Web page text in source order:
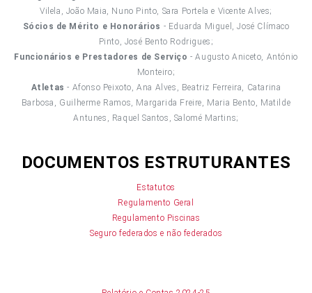
Vilela, João Maia, Nuno Pinto, Sara Portela e Vicente Alves;
Sócios de Mérito e Honorários - Eduarda Miguel, José Clímaco
Pinto, José Bento Rodrigues;
Funcionários e Prestadores de Serviço - Augusto Aniceto, António
Monteiro;
Atletas - Afonso Peixoto, Ana Alves, Beatriz Ferreira, Catarina
Barbosa, Guilherme Ramos, Margarida Freire, Maria Bento, Matilde
Antunes, Raquel Santos, Salomé Martins;
DOCUMENTOS ESTRUTURANTES
Estatutos
Regulamento Geral
Regulamento Piscinas
Seguro federados e não federados